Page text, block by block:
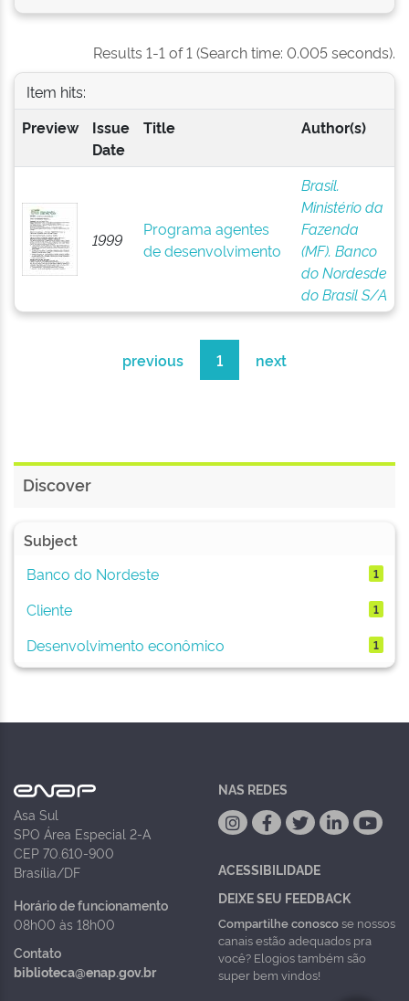
Results 1-1 of 1 (Search time: 0.005 seconds).
Item hits:
Preview
Issue
Date
Title Author(s)
1999
Programa agentes
de desenvolvimento
Brasil.
Ministério da
Fazenda
(MF). Banco
do Nordesde
do Brasil S/A
previous 1 next
Discover
Subject
Banco do Nordeste
1
Cliente 1
Desenvolvimento econômico 1
Asa Sul
SPO Área Especial 2-A
CEP 70.610-900
Brasília/DF
Horário de funcionamento
08h00 às 18h00
Contato
biblioteca@enap.gov.br
NAS REDES
ACESSIBILIDADE
DEIXE SEU FEEDBACK
Compartilhe conoscose nossos
canais estão adequados pra
você? Elogios também são
super bem vindos!